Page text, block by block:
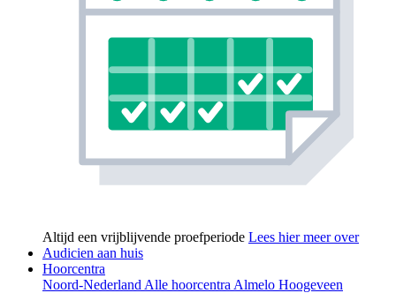
Altijd een vrijblijvende proefperiode Lees hier meer over
Audicien aan huis
Hoorcentra
Noord-NederlandAlle hoorcentraAlmelo Hoogeveen